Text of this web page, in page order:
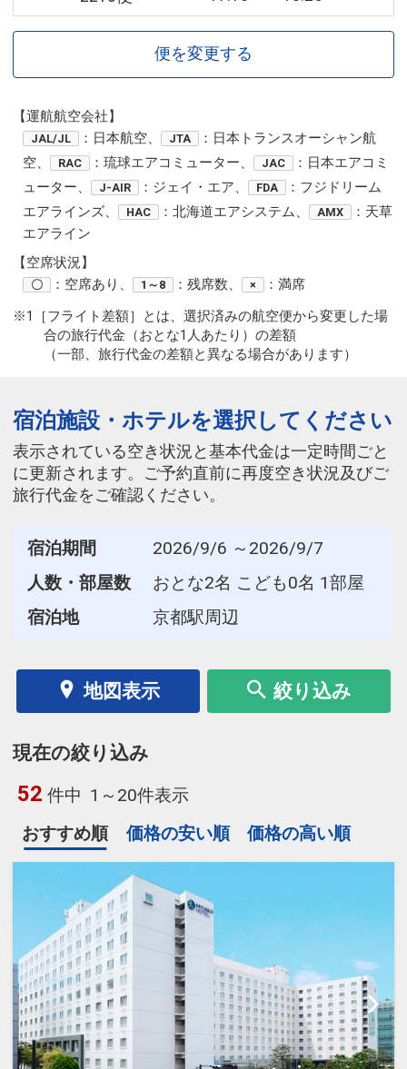
便を変更する
【運航航空会社】
JAL/JL ：日本航空、 JTA
：日本トランスオーシャン航
空、
RAC ：琉球エアコミューター、 JAC
：日本エアコミ
ューター、
J-AIR ：ジェイ・エア、 FDA
：フジドリーム
エアラインズ、
HAC ：北海道エアシステム、 AMX
：天草
エアライン
【空席状況】
〇 ：空席あり、 1～8 ：残席数、 ×
：満席
※1［フライト差額］とは、選択済みの航空便から変更した場
合の旅行代金（おとな1人あたり）の差額
（一部、旅行代金の差額と異なる場合があります）
宿泊施設・ホテルを選択してください
表示されている空き状況と基本代金は一定時間ごと
に更新されます。ご予約直前に再度空き状況及びご
旅行代金をご確認ください。
宿泊期間
2026/9/6 ～2026/9/7
人数・部屋数
おとな2名 こども0名 1部屋
宿泊地
京都駅周辺
地図表示 絞り込み
現在の絞り込み
52 件中 1～20件表示
おすすめ順
価格の安い順 価格の高い順